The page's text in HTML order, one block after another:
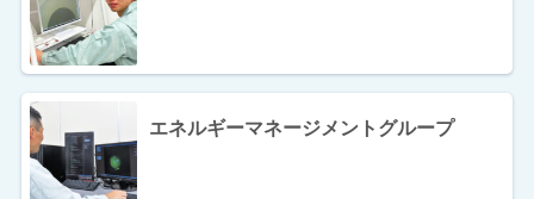
エネルギーマネージメントグループ